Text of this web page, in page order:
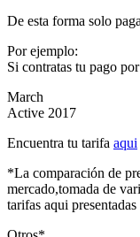
De esta forma solo
Por ejemplo:
Si contratas tu pago
March
Active 2017
Encuentra tu tarifa aqui
*La comparación de
mercado,tomada de
tarifas aqui